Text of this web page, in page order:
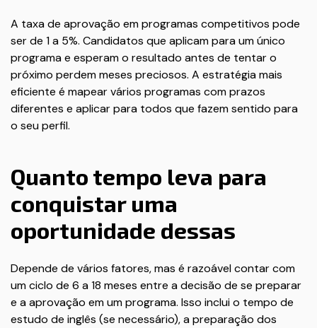
A taxa de aprovação em programas competitivos pode
ser de 1 a 5%. Candidatos que aplicam para um único
programa e esperam o resultado antes de tentar o
próximo perdem meses preciosos. A estratégia mais
eficiente é mapear vários programas com prazos
diferentes e aplicar para todos que fazem sentido para
o seu perfil.
Quanto tempo leva para
conquistar uma
oportunidade dessas
Depende de vários fatores, mas é razoável contar com
um ciclo de 6 a 18 meses entre a decisão de se preparar
e a aprovação em um programa. Isso inclui o tempo de
estudo de inglês (se necessário), a preparação dos